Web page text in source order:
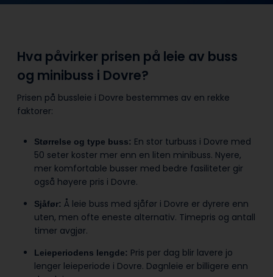
Hva påvirker prisen på leie av buss
og minibuss i Dovre?
Prisen på bussleie i Dovre bestemmes av en rekke
faktorer:
Størrelse og type buss: En stor turbuss i Dovre med
50 seter koster mer enn en liten minibuss. Nyere,
mer komfortable busser med bedre fasiliteter gir
også høyere pris i Dovre.
Sjåfør: Å leie buss med sjåfør i Dovre er dyrere enn
uten, men ofte eneste alternativ. Timepris og antall
timer avgjør.
Leieperiodens lengde: Pris per dag blir lavere jo
lenger leieperiode i Dovre. Døgnleie er billigere enn